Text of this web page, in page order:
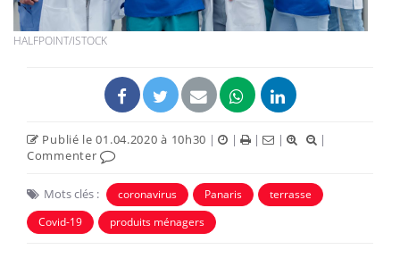
HALFPOINT/ISTOCK
Publié le 01.04.2020 à 10h30 | | | |
|
Commenter
Mots clés : coronavirus Panaris
terrasse
Covid-19
produits ménagers